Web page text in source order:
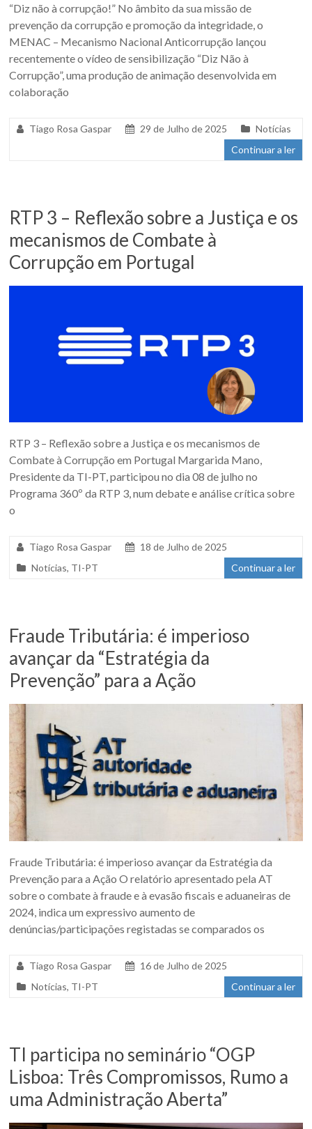
“Diz não à corrupção!” No âmbito da sua missão de
prevenção da corrupção e promoção da integridade, o
MENAC – Mecanismo Nacional Anticorrupção lançou
recentemente o vídeo de sensibilização “Diz Não à
Corrupção”, uma produção de animação desenvolvida em
colaboração
Tiago Rosa Gaspar 29 de Julho de 2025
Notícias
Continuar a ler
RTP 3 – Reflexão sobre a Justiça e os
mecanismos de Combate à
Corrupção em Portugal
RTP 3 – Reflexão sobre a Justiça e os mecanismos de
Combate à Corrupção em Portugal Margarida Mano,
Presidente da TI-PT, participou no dia 08 de julho no
Programa 360º da RTP 3, num debate e análise crítica sobre
o
Tiago Rosa Gaspar
18 de Julho de 2025
Notícias, TI-PT Continuar a ler
Fraude Tributária: é imperioso
avançar da “Estratégia da
Prevenção” para a Ação
Fraude Tributária: é imperioso avançar da Estratégia da
Prevenção para a Ação O relatório apresentado pela AT
sobre o combate à fraude e à evasão fiscais e aduaneiras de
2024, indica um expressivo aumento de
denúncias/participações registadas se comparados os
Tiago Rosa Gaspar
16 de Julho de 2025
Notícias, TI-PT Continuar a ler
TI participa no seminário “OGP
Lisboa: Três Compromissos, Rumo a
uma Administração Aberta”